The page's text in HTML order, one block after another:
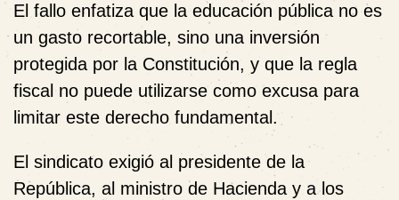
El fallo enfatiza que la educación pública no es
un gasto recortable, sino una inversión
protegida por la Constitución, y que la regla
fiscal no puede utilizarse como excusa para
limitar este derecho fundamental.
El sindicato exigió al presidente de la
República, al ministro de Hacienda y a los